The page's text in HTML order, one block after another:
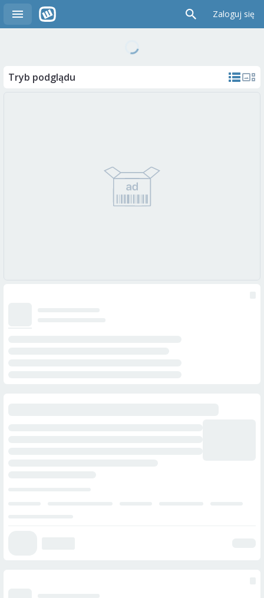
Zaloguj się
Tryb podglądu